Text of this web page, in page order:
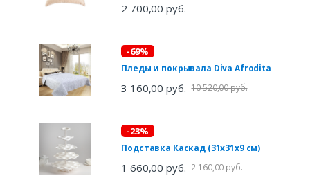
2 700,00 руб.
-69%
Пледы и покрывала Diva Afrodita
3 160,00 руб. 10 520,00 руб.
-23%
Подставка Каскад (31х31х9 см)
1 660,00 руб. 2 160,00 руб.